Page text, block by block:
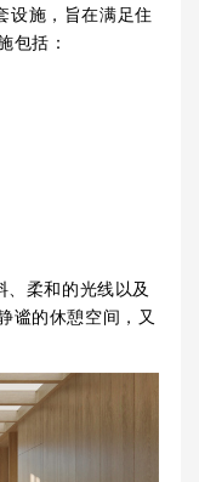
设施，旨在满足住
包括：
柔和的光线以及
谧的休憩空间，又